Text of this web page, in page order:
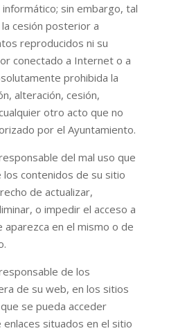
sin embargo, tal
cesión posterior a
reproducidos ni su
conectado a Internet o a
prohibida la
alteración, cesión,
otro acto que no
por el Ayuntamiento.
del mal uso que
los contenidos de su sitio
de actualizar,
o impedir el acceso a
aparezca en el mismo o de
de los
de su web, en los sitios
se pueda acceder
situados en el sitio